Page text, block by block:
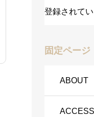
登録されて
固定ページ
ABOUT
ACCESS